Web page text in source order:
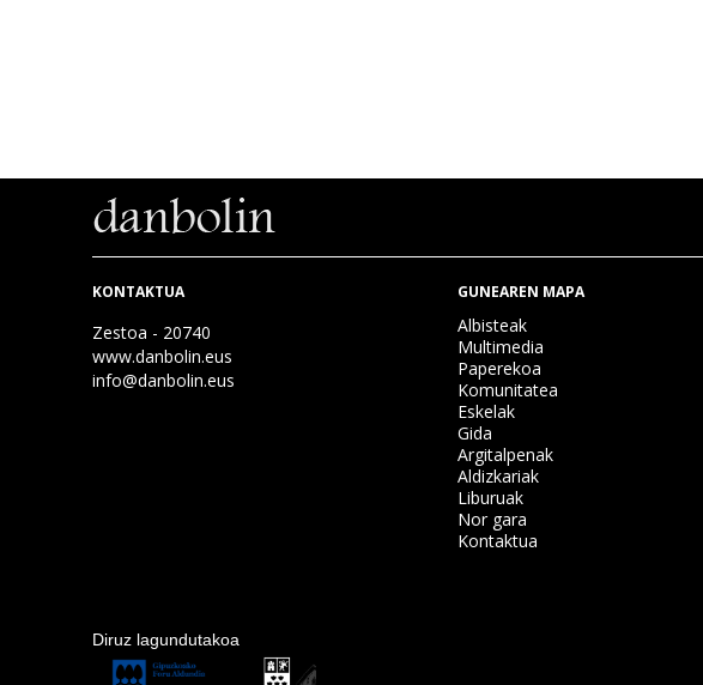
KONTAKTUA
Zestoa - 20740
www.danbolin.eus
info@danbolin.eus
GUNEAREN MAPA
Albisteak
Multimedia
Paperekoa
Komunitatea
Eskelak
Gida
Argitalpenak
Aldizkariak
Liburuak
Nor gara
Kontaktua
Diruz lagundutakoa